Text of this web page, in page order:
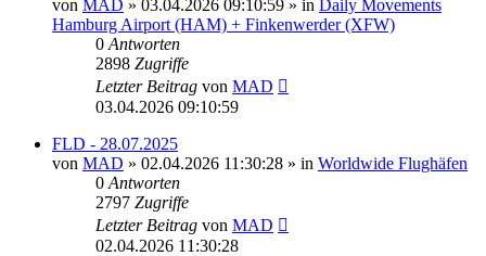
von MAD » 03.04.2026 09:10:59 » in Daily Movements
Hamburg Airport (HAM) + Finkenwerder (XFW)
0 Antworten
2898 Zugriffe
Letzter Beitrag von MAD
03.04.2026 09:10:59
FLD - 28.07.2025
von MAD » 02.04.2026 11:30:28 » in Worldwide Flughäfen
0 Antworten
2797 Zugriffe
Letzter Beitrag von MAD
02.04.2026 11:30:28